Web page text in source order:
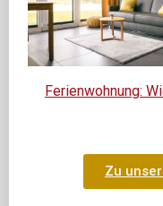
Ferienwohnung:
Zu